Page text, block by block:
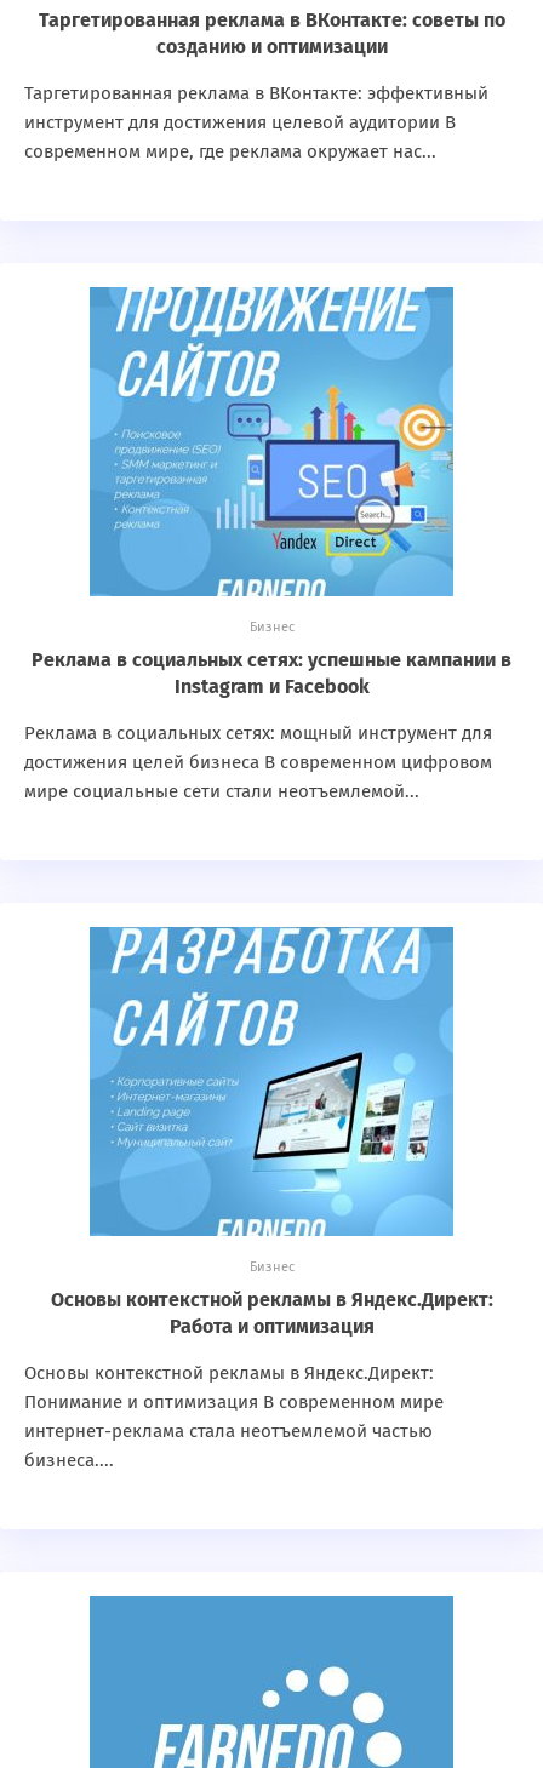
Таргетированная реклама в ВКонтакте: советы по
созданию и оптимизации
Таргетированная реклама в ВКонтакте: эффективный
инструмент для достижения целевой аудитории В
современном мире, где реклама окружает нас...
Бизнес
Реклама в социальных сетях: успешные кампании в
Instagram и Facebook
Реклама в социальных сетях: мощный инструмент для
достижения целей бизнеса В современном цифровом
мире социальные сети стали неотъемлемой...
Бизнес
Основы контекстной рекламы в Яндекс.Директ:
Работа и оптимизация
Основы контекстной рекламы в Яндекс.Директ:
Понимание и оптимизация В современном мире
интернет-реклама стала неотъемлемой частью
бизнеса....